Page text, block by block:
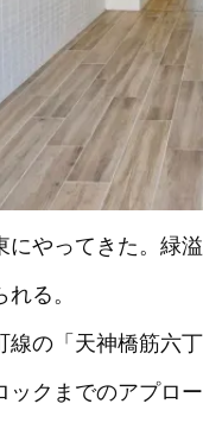
にやってきた。緑
る。
線の「天神橋筋六
クまでのアプロー